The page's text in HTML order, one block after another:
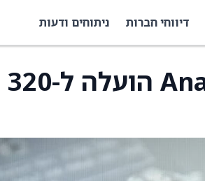
דיווחי חברות ניתוחים ודעות